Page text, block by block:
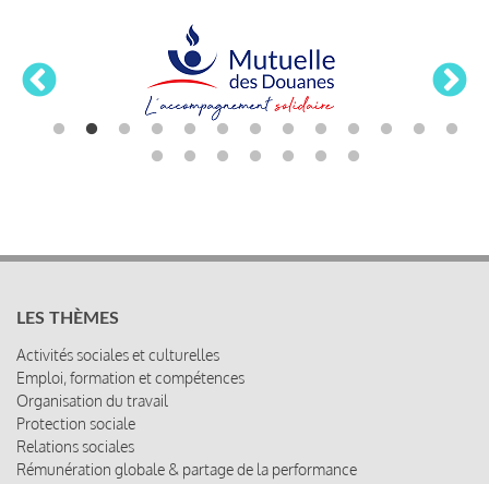
LES THÈMES
Activités sociales et culturelles
Emploi, formation et compétences
Organisation du travail
Protection sociale
Relations sociales
Rémunération globale & partage de la performance